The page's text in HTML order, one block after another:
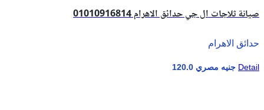
صيانة ثلاجات ال جي حدائق الاهرام 01010916814
حدائق الاهرام
120.0 جنيه مصري Detail